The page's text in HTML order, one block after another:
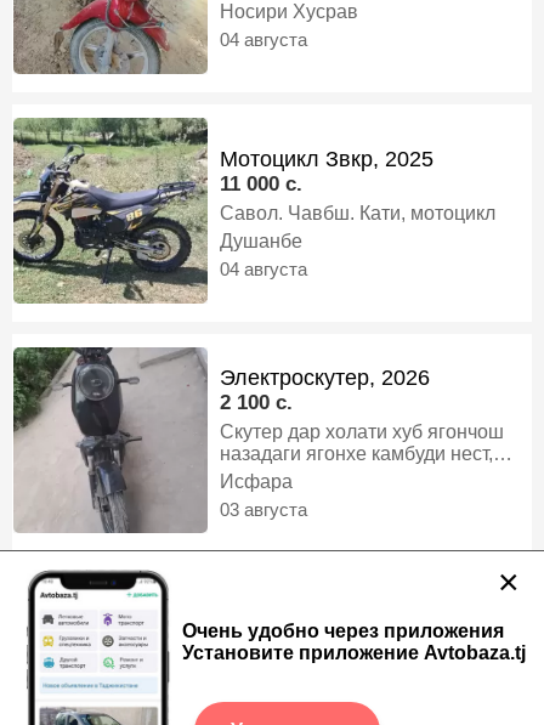
×
Очень удобно через приложения
Установите приложение Avtobaza.tj
Носири Хусрав
04 августа
Мотоцикл Звкр, 2025
11 000 c.
Савол. Чавбш. Кати, мотоцикл
Душанбе
04 августа
Электроскутер, 2026
2 100 c.
Скутер дар холати хуб ягончош
назадаги ягонхе камбуди нест,
скутер
Исфара
03 августа
10 400 c.
Гурузпадёмаш 700.800кг
намуди муравей дорам Сифаташ